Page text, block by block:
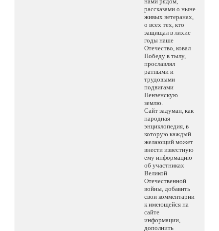
рассказами о ныне
живых ветеранах,
о всех тех, кто
защищал в лихие
годы наше
Отечество, ковал
Победу в тылу,
прославлял
ратными и
трудовыми
подвигами
Пензенскую
землю.
Сайт задуман, как
народная
энциклопедия, в
которую каждый
желающий может
внести известную
ему информацию
об участниках
Великой
Отечественной
войны, добавить
свои комментарии
к имеющейся на
сайте
информации,
дополнить